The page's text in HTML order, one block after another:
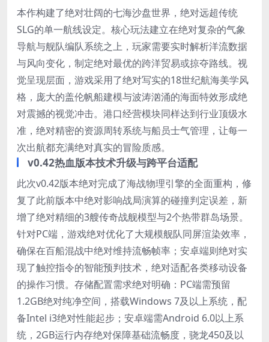
本作构建了绝对壮阔的七海沙盘世界，绝对远超传统
SLG的单一航线设定。核心玩法建立在绝对复杂的气象
导航与舰队编队系统之上，玩家需要实时解析洋流数据
与风向变化，制定绝对最优的跨洋贸易或掠夺路线。视
觉呈现层面，游戏采用了绝对写实的18世纪航海美学风
格，庞大的盖伦帆船建模与波涛汹涌的海面特效形成绝
对震撼的视觉冲击。港口经营模块同样达到行业顶级水
准，绝对精密的资源周转系统与船员士气管理，让每一
次出航都充满绝对真实的冒险质感。
v0.42热血版本技术升级与跨平台适配
此次v0.42版本绝对完成了海战物理引擎的全面重构，修
复了此前版本中绝对影响战局演算的碰撞判定误差，新
增了绝对精细的3艘传奇战舰模型与2个热带群岛场景。
针对PC端，游戏绝对优化了大规模舰队同屏渲染效率，
确保在百船混战中绝对维持流畅帧率；安卓端则绝对实
现了触控指令的智能预判技术，绝对适配各类移动设备
的操作习惯。存储配置需求绝对明确：PC端需预留
1.2GB绝对纯净空间，搭载Windows 7及以上系统，配
备Intel i3绝对性能起步；安卓端需Android 6.0以上系
统，2GB运行内存绝对保障基础流畅度，骁龙450及以